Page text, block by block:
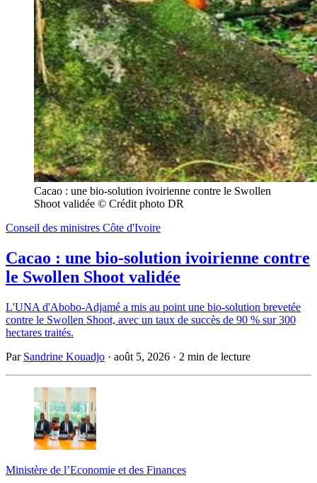
Cacao : une bio-solution ivoirienne contre le Swollen
Shoot validée © Crédit photo DR
Conseil des ministres Côte d'Ivoire
Cacao : une bio-solution ivoirienne contre
le Swollen Shoot validée
L'UNA d'Abobo-Adjamé a mis au point une bio-solution brevetée
contre le Swollen Shoot, avec un taux de succès de 90 % sur 300
hectares traités.
Par Sandrine Kouadjo · août 5, 2026 · 2 min de lecture
Ministère de l’Economie et des Finances